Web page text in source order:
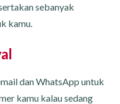
sebanyak
kamu.
dan WhatsApp untuk
kamu kalau sedang